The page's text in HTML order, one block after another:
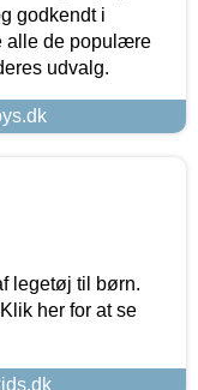
godkendt i
alle de populære
udvalg.
legetøj til børn.
her for at se